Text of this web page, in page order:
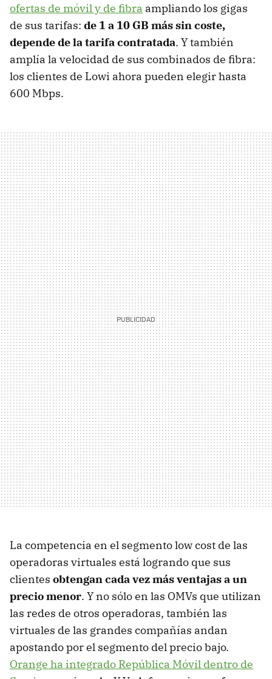
ofertas de móvil y de fibra ampliando los gigas
de sus tarifas: de 1 a 10 GB más sin coste,
depende de la tarifa contratada. Y también
amplía la velocidad de sus combinados de fibra:
los clientes de Lowi ahora pueden elegir hasta
600 Mbps.
La competencia en el segmento low cost de las
operadoras virtuales está logrando que sus
clientes obtengan cada vez más ventajas a un
precio menor. Y no sólo en las OMVs que utilizan
las redes de otros operadoras, también las
virtuales de las grandes compañías andan
apostando por el segmento del precio bajo.
Orange ha integrado República Móvil dentro de